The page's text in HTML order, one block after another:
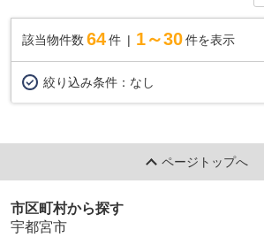
該当物件数 64件 1～30 件を表示
絞り込み条件： なし
ページトップへ
市区町村から探す
宇都宮市